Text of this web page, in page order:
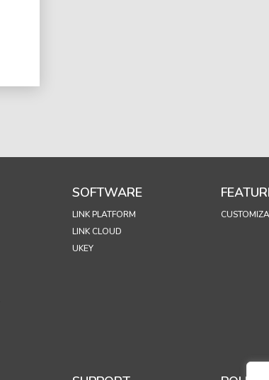
SOFTWARE
LINK PLATFORM
LINK CLOUD
UKEY